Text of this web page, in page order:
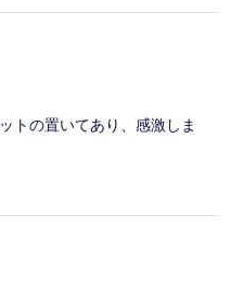
トの置いてあり、感激しま